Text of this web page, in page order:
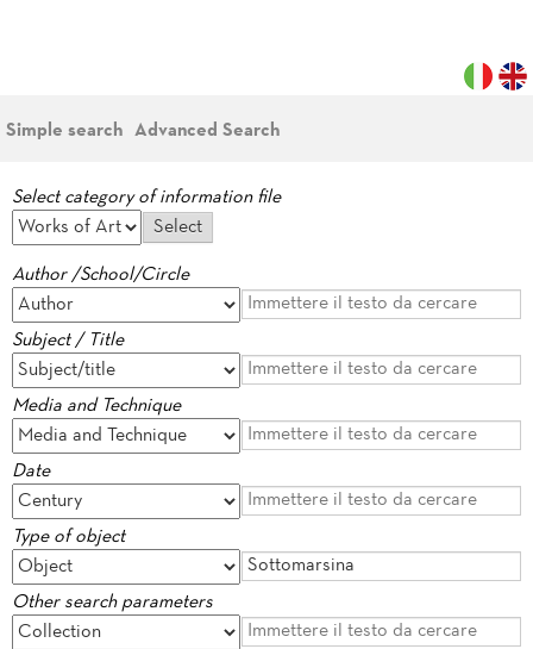
Simple search Advanced Search
Select category of information file
Author /School/Circle
Subject / Title
Media and Technique
Date
Type of object
Other search parameters